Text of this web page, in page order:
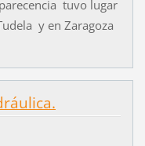
tuvo lugar
y en Zaragoza